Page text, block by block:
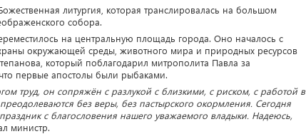
литургия, которая транслировалась на большом
собора.
на центральную площадь города. Оно началось с
окружающей среды, животного мира и природных ресурсов
который поблагодарил митрополита Павла за
первые апостолы были рыбаками.
труд, он сопряжён с разлукой с близкими, с риском, с работой в
без веры, без пастырского окормления. Сегодня
с благословения нашего уважаемого владыки. Надеюсь,
министр.